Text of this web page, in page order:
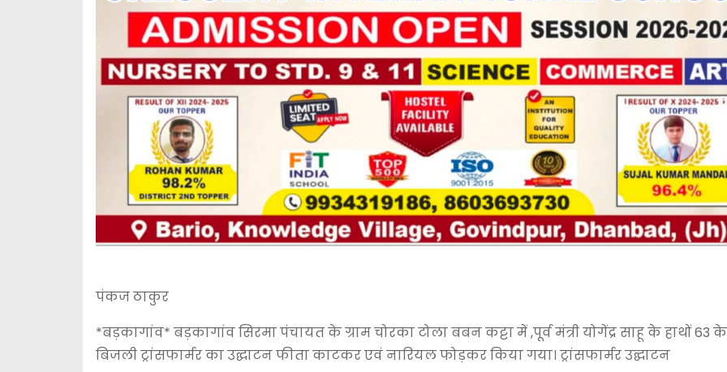
पंकज ठाकुर
*बड़कागांव* बड़कागांव सिरमा पंचायत के ग्राम चोरका टोला बबन कट्टा में ,पूर्व मंत्री योगेंद्र साहू के हाथों 63
बिजली ट्रांसफार्मर का उद्घाटन फीता काटकर एवं नारियल फोड़कर किया गया। ट्रांसफार्मर उद्घाटन